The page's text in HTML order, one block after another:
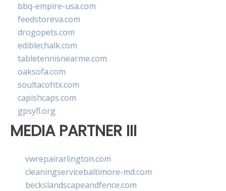
bbq-empire-usa.com
feedstoreva.com
drogopets.com
ediblechalk.com
tabletennisnearme.com
oaksofa.com
soultacohtx.com
capishcaps.com
gpsyfl.org
MEDIA PARTNER III
vwrepairarlington.com
cleaningservicebaltimore-md.com
beckslandscapeandfence.com